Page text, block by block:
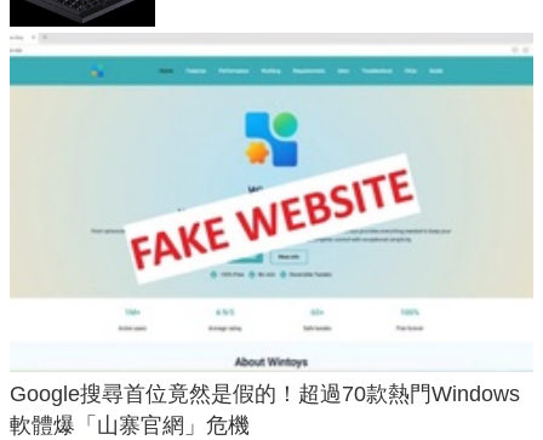
Google搜尋首位竟然是假的！超過70款熱門Windows
軟體爆「山寨官網」危機